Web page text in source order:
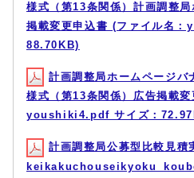
様式（第13条関係）計画調整
掲載変更申込書 (ファイル名
88.70KB)
計画調整局ホームページ
様式（第13条関係）広告掲載
youshiki4.pdf サイズ：
計画調整局公募型比較見積